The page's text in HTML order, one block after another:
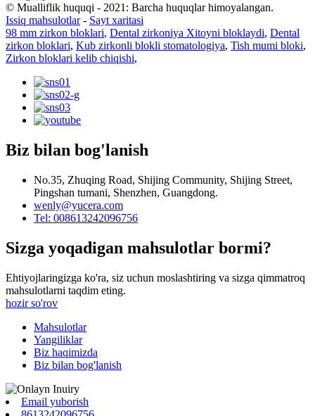
© Mualliflik huquqi - 2021: Barcha huquqlar himoyalangan.
Issiq mahsulotlar- Sayt xaritasi
98 mm zirkon bloklari, Dental zirkoniya Xitoyni bloklaydi, Dental
zirkon bloklari, Kub zirkonli blokli stomatologiya, Tish mumi bloki,
Zirkon bloklari kelib chiqishi,
Biz bilan bog'lanish
No.35, Zhuqing Road, Shijing Community, Shijing Street,
Pingshan tumani, Shenzhen, Guangdong.
wenly@yucera.com
Tel: 008613242096756
Sizga yoqadigan mahsulotlar bormi?
Ehtiyojlaringizga ko'ra, siz uchun moslashtiring va sizga qimmatroq
mahsulotlarni taqdim eting.
hozir so'rov
Mahsulotlar
Yangiliklar
Biz haqimizda
Biz bilan bog'lanish
Email yuborish